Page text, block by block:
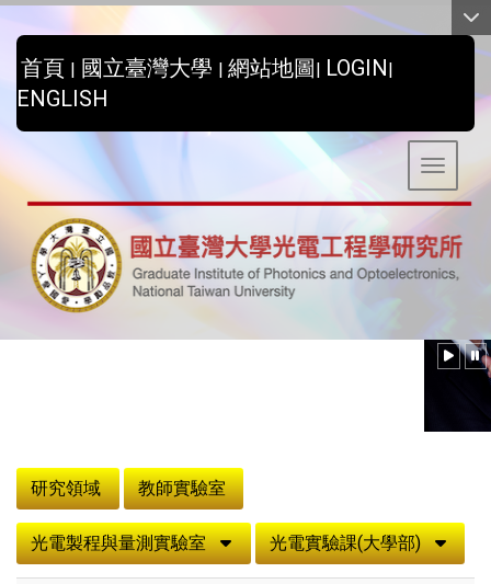
首頁 | 國立臺灣大學 | 網站地圖| LOGIN|
ENGLISH
Toggle
研究領域
教師實驗室
光電製程與量測實驗室 光電實驗課(大學部)